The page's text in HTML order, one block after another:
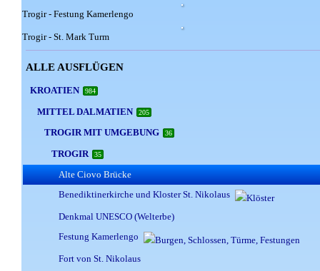
Trogir - Festung Kamerlengo
Trogir - St. Mark Turm
ALLE AUSFLÜGEN
KROATIEN 984
MITTEL DALMATIEN 205
TROGIR MIT UMGEBUNG 36
TROGIR 35
Alte Ciovo Brücke
Benediktinerkirche und Kloster St. Nikolaus
Denkmal UNESCO (Welterbe)
Festung Kamerlengo
Fort von St. Nikolaus